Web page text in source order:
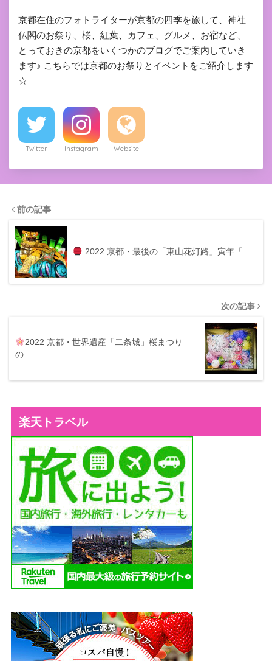
京都在住のフォトライターが京都の四季を旅して、神社
仏閣のお祭り、桜、紅葉、カフェ、グルメ、お宿など、
とっておきの京都をいくつかのブログでご案内していき
ます♪ こちらでは京都のお祭りとイベントをご紹介します
☆
Twitter Instagram Website
前の記事
2022 京都・最後の「東山花灯路」寅年「…
次の記事
2022 京都・世界遺産「二条城」桜まつり
の…
楽天トラベル